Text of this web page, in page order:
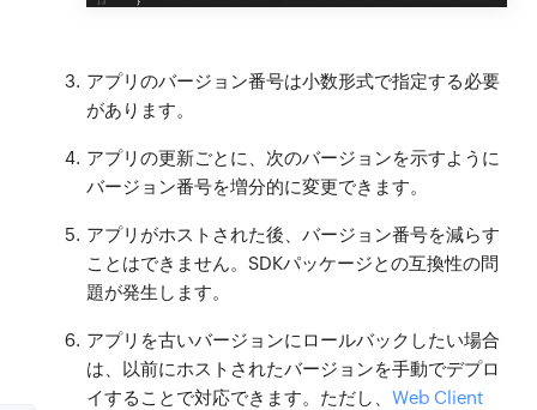
アプリのバージョン番号は小数形式で指定する必要
があります。
アプリの更新ごとに、次のバージョンを示すように
バージョン番号を増分的に変更できます。
アプリがホストされた後、バージョン番号を減らす
ことはできません。SDKパッケージとの互換性の問
題が発生します。
アプリを古いバージョンにロールバックしたい場合
は、以前にホストされたバージョンを手動でデプロ
イすることで対応できます。ただし、 Web Client